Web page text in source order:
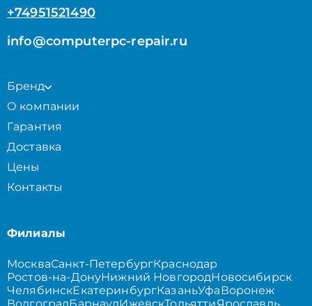
+74951521490
info@computerpc-repair.ru
Бренд
О компании
Гарантия
Доставка
Цены
Контакты
Филиалы
МоскваСанкт-ПетербургКраснодар
Ростов-на-ДонуНижний НовгородНовосибирск
ЧелябинскЕкатеринбургКазаньУфаВоронеж